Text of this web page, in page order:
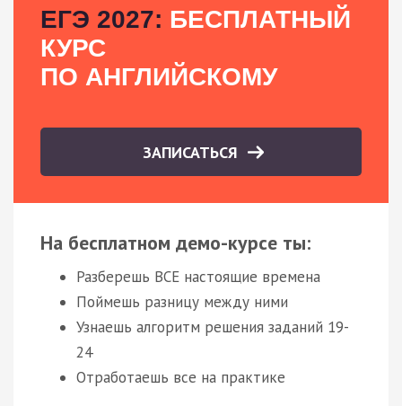
ЕГЭ 2027: БЕСПЛАТНЫЙ
КУРС
ПО АНГЛИЙСКОМУ
ЗАПИСАТЬСЯ
На бесплатном демо-курсе ты:
Разберешь ВСЕ настоящие времена
Поймешь разницу между ними
Узнаешь алгоритм решения заданий 19-
24
Отработаешь все на практике